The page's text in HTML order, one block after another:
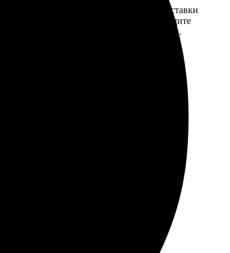
Введите адрес и выберите способ доставки
заказа. Если у вас есть промокод, введите
его в специальное поле для промокода.
хвалили, спрашивали, где делала.